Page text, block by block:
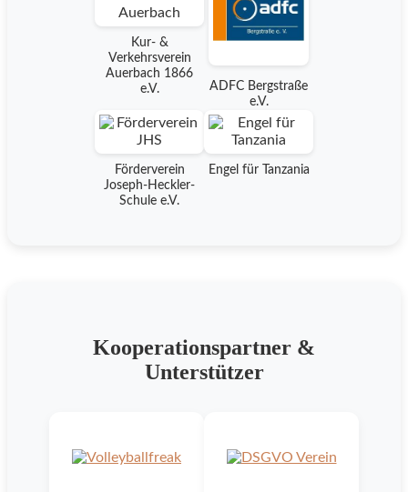
Kur- &
Verkehrsverein
Auerbach 1866
e.V.
ADFC Bergstraße
e.V.
Förderverein
Joseph-Heckler-
Schule e.V.
Engel für Tanzania
Kooperationspartner &
Unterstützer